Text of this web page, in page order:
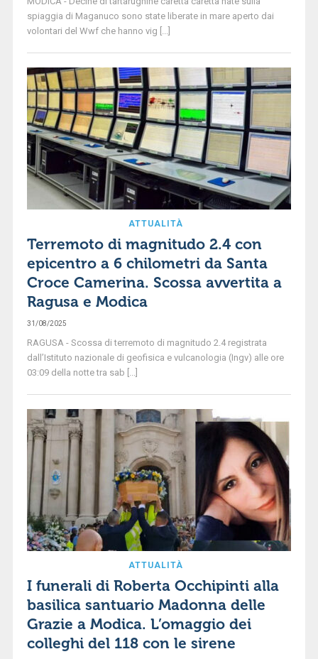
spiaggia di Maganuco sono state liberate in mare aperto dai
volontari del Wwf che hanno vig [...]
ATTUALITÀ
Terremoto di magnitudo 2.4 con
epicentro a 6 chilometri da Santa
Croce Camerina. Scossa avvertita a
Ragusa e Modica
31/08/2025
RAGUSA - Scossa di terremoto di magnitudo 2.4 registrata
dall’Istituto nazionale di geofisica e vulcanologia (Ingv) alle ore
03:09 della notte tra sab [...]
ATTUALITÀ
I funerali di Roberta Occhipinti alla
basilica santuario Madonna delle
Grazie a Modica. L’omaggio dei
colleghi del 118 con le sirene